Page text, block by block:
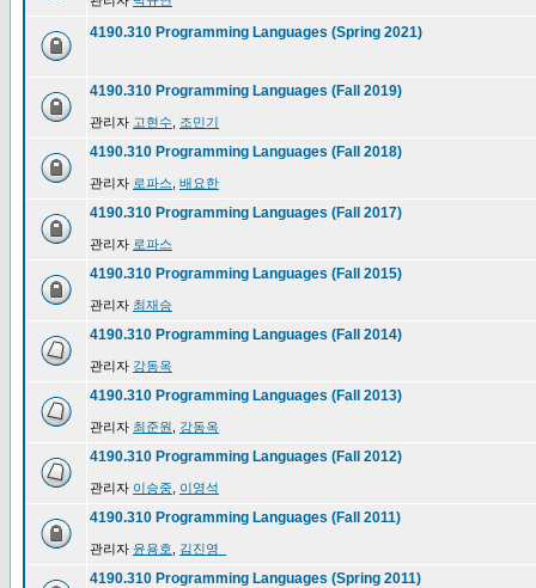
4190.310 Programming Languages (Spring 2021)
4190.310 Programming Languages (Fall 2019)
관리자 고현수 조민기
4190.310 Programming Languages (Fall 2018)
관리자 로파스 배요한
4190.310 Programming Languages (Fall 2017)
관리자 로파스
4190.310 Programming Languages (Fall 2015)
관리자 최재승
4190.310 Programming Languages (Fall 2014)
관리자 강동옥
4190.310 Programming Languages (Fall 2013)
관리자 최준원 강동옥
4190.310 Programming Languages (Fall 2012)
관리자 이승중 이영석
4190.310 Programming Languages (Fall 2011)
관리자 윤용호 김진영_
4190.310 Programming Languages (Spring 2011)